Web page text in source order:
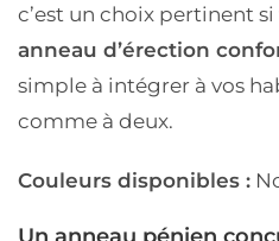
c’est un choix pertinent
anneau d’érection
simple à intégrer à vos
comme à deux.
Couleurs disponibles :